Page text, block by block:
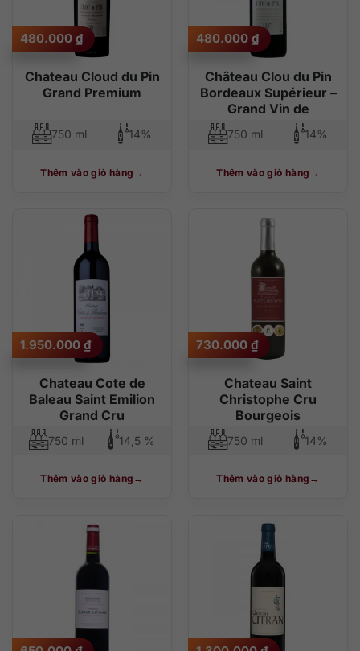
Chateau Cloud du Pin
Grand Premium
480.000 ₫
750 ml 14%
Thêm vào giỏ hàng
Château Clou du Pin
Bordeaux Supérieur –
Grand Vin de
480.000 ₫
750 ml 14%
Thêm vào giỏ hàng
Chateau Cote de
Baleau Saint Emilion
Grand Cru
1.950.000 ₫
750 ml 14,5 %
Thêm vào giỏ hàng
Chateau Saint
Christophe Cru
Bourgeois
730.000 ₫
750 ml 14%
Thêm vào giỏ hàng